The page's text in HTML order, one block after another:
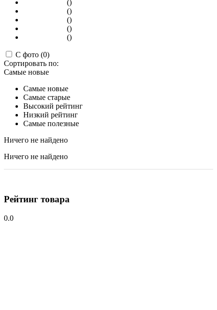
()
()
()
()
()
С фото (0)
Сортировать по:
Самые новые
Самые новые
Самые старые
Высокий рейтинг
Низкий рейтинг
Самые полезные
Ничего не найдено
Ничего не найдено
Рейтинг товара
0.0